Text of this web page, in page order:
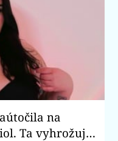
na
Ta vyhrožuje